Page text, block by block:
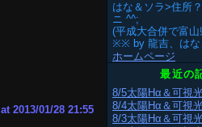
at 2013/01/28 21:55
はな＆ソラ>住所
ニ ^^;
(平成大合併で富
※※ by 龍吉、は
ホームページ
最近の
8/5太陽Hα＆可視
8/4太陽Hα＆可視
8/3太陽Hα＆可視